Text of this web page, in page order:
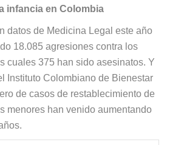
infancia en Colombia
datos de Medicina Legal este año
18.085 agresiones contra los
cuales 375 han sido asesinatos. Y
Instituto Colombiano de Bienestar
de casos de restablecimiento de
menores han venido aumentando